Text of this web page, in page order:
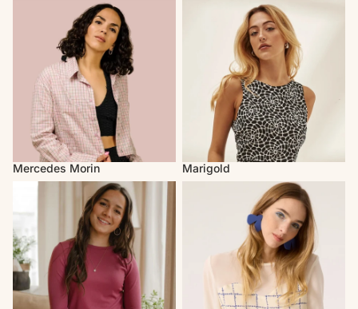
Mercedes Morin
Mercedes Morin
Marigold
Louve Design